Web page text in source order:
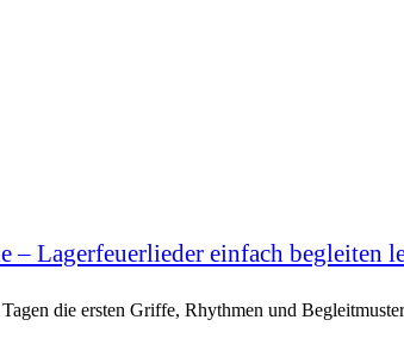
– Lagerfeuerlieder einfach begleiten
die ersten Griffe, Rhythmen und